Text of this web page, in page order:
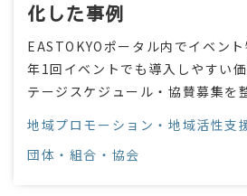
化した事例
EASTOKYOポータル内でイベント
年1回イベントでも導入しやすい
テージスケジュール・協賛募集を
地域プロモーション・地域活性支
団体・組合・協会